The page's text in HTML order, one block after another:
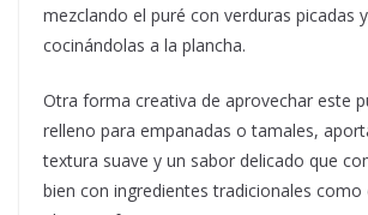
mezclando el puré con verduras picadas
cocinándolas a la plancha.
Otra forma creativa de aprovechar este
relleno para empanadas o tamales,
textura suave y un sabor delicado que
bien con ingredientes tradicionales